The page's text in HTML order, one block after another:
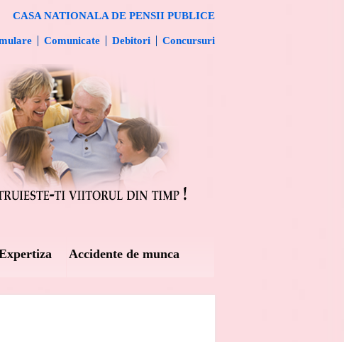
CASA NATIONALA DE PENSII PUBLICE
Comunicate Debitori Concursuri
Accidente de munca